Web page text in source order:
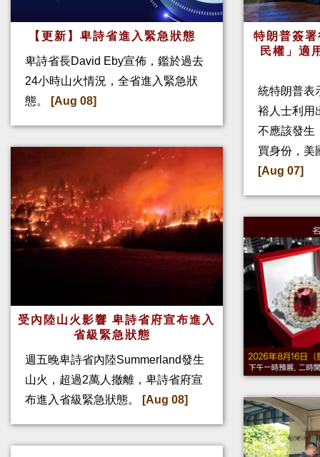
【更新】卑詩省進入緊急狀態
卑詩省長David Eby宣佈，鑑於過去
24小時山火情況，全省進入緊急狀
態。
[Aug 08]
受內陸山火影響 卑詩省府宣布進入
省級緊急狀態
週五晚卑詩省內陸Summerland發生
山火，超過2萬人撤離，卑詩省府宣
布進入省級緊急狀態。
[Aug 08]
特朗普簽
民權」適
統特朗普表
裕人士利用
不應該發生
買身份，美
[Aug 07]